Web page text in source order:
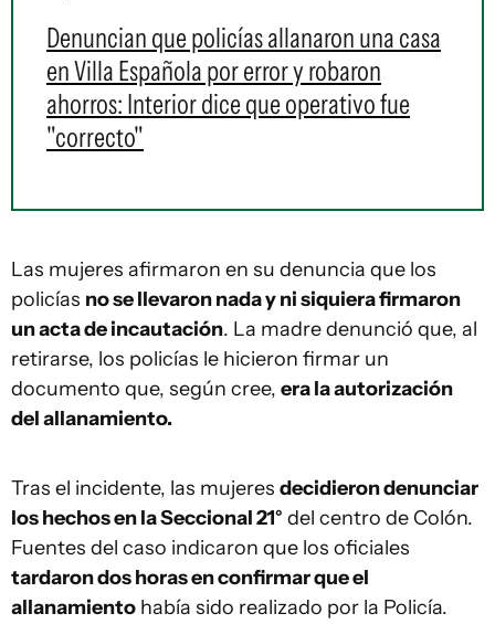
Denuncian que policías allanaron una casa
en Villa Española por error y robaron
ahorros: Interior dice que operativo fue
"correcto"
Las mujeres afirmaron en su denuncia que los
policías no se llevaron nada y ni siquiera firmaron
un acta de incautación. La madre denunció que, al
retirarse, los policías le hicieron firmar un
documento que, según cree, era la autorización
del allanamiento.
Tras el incidente, las mujeres decidieron denunciar
los hechos en la Seccional 21° del centro de Colón.
Fuentes del caso indicaron que los oficiales
tardaron dos horas en confirmar que el
allanamiento había sido realizado por la Policía.